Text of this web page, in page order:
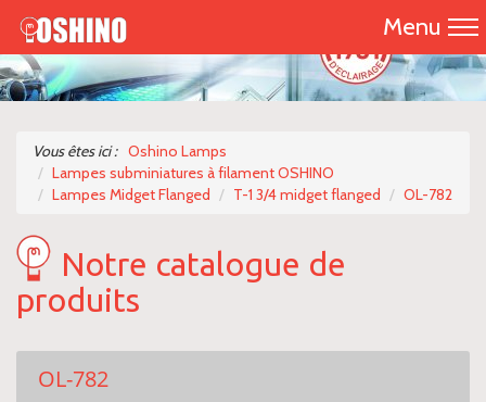
Menu
Accueil
Catalogue 2026
Vous êtes ici : Oshino Lamps
Lampes subminiatures à filament OSHINO
Lampes Midget Flanged
T-1 3/4 midget flanged OL-782
Notre catalogue de
produits
OL-782